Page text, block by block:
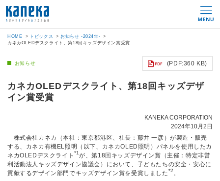
HOME トピックス
お知らせ -2024年-
カネカOLEDデスクライト、第18回キッズデザイン賞受賞
お知らせ (PDF:360 KB)
カネカOLEDデスクライト、第18回キッズデザ
イン賞受賞
KANEKA CORPORATION
2024年10月2日
株式会社カネカ（本社：東京都港区、社長：藤井 一彦）が製造・販売
する、カネカ有機EL照明（以下、カネカOLED照明）パネルを使用したカ
ネカOLEDデスクライト*1が、第18回キッズデザイン賞（主催：特定非営
利活動法人キッズデザイン協議会）において、子どもたちの安全・安心に
貢献するデザイン部門でキッズデザイン賞を受賞しました*2 。